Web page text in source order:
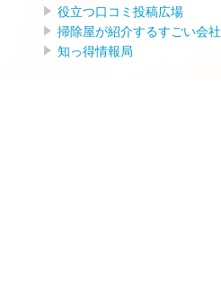
役立つ口コミ投稿広場
掃除屋が紹介するすごい会社
知っ得情報局